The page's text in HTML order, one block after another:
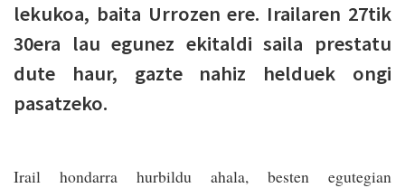
lekukoa, baita Urrozen ere. Irailaren 27tik
30era lau egunez ekitaldi saila prestatu
dute haur, gazte nahiz helduek ongi
pasatzeko.
Irail hondarra hurbildu ahala, besten egutegian